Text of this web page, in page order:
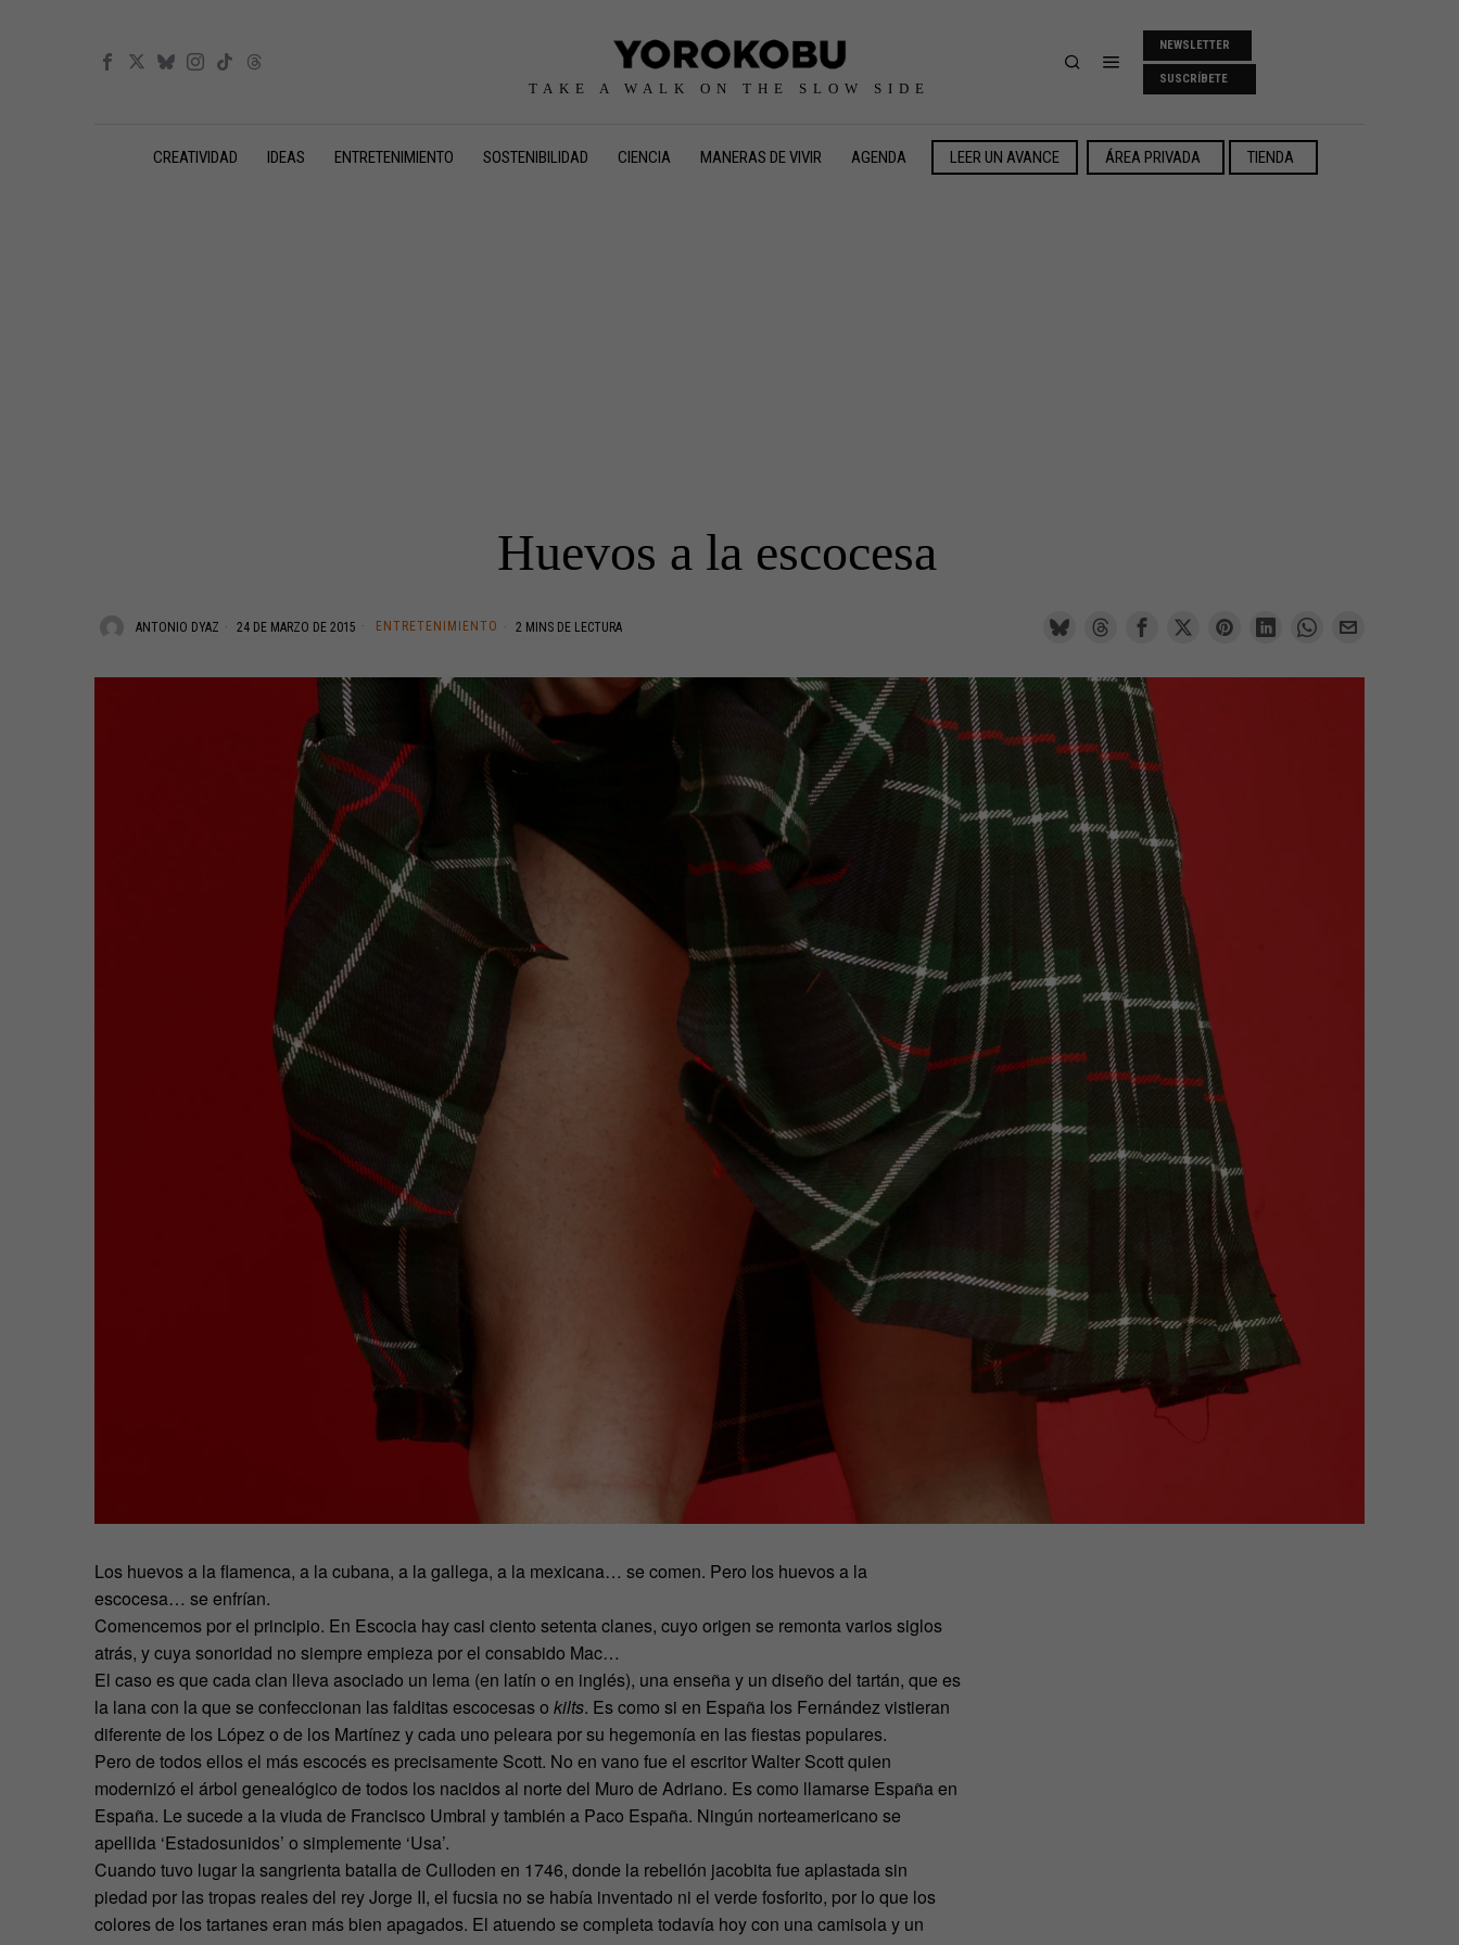
TAKE A WALK ON THE SLOW SIDE
NEWSLETTER
SUSCRÍBETE
CREATIVIDAD IDEAS ENTRETENIMIENTO SOSTENIBILIDAD CIENCIA MANERAS DE VIVIR AGENDA LEER UN AVANCE ÁREA PRIVADA TIENDA
Huevos a la escocesa
ANTONIO DYAZ 24 DE MARZO DE 2015 ENTRETENIMIENTO 2 MINS DE LECTURA
Los huevos a la flamenca, a la cubana, a la gallega, a la mexicana… se comen. Pero los huevos a la
escocesa… se enfrían.
Comencemos por el principio. En Escocia hay casi ciento setenta clanes, cuyo origen se remonta varios siglos
atrás, y cuya sonoridad no siempre empieza por el consabido Mac…
El caso es que cada clan lleva asociado un lema (en latín o en inglés), una enseña y un diseño del tartán, que es
la lana con la que se confeccionan las falditas escocesas o kilts. Es como si en España los Fernández vistieran
diferente de los López o de los Martínez y cada uno peleara por su hegemonía en las fiestas populares.
Pero de todos ellos el más escocés es precisamente Scott. No en vano fue el escritor Walter Scott quien
modernizó el árbol genealógico de todos los nacidos al norte del Muro de Adriano. Es como llamarse España en
España. Le sucede a la viuda de Francisco Umbral y también a Paco España. Ningún norteamericano se
apellida ‘Estadosunidos’ o simplemente ‘Usa’.
Cuando tuvo lugar la sangrienta batalla de Culloden en 1746, donde la rebelión jacobita fue aplastada sin
piedad por las tropas reales del rey Jorge II, el fucsia no se había inventado ni el verde fosforito, por lo que los
colores de los tartanes eran más bien apagados. El atuendo se completa todavía hoy con una camisola y un